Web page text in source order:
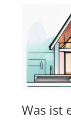
Was ist